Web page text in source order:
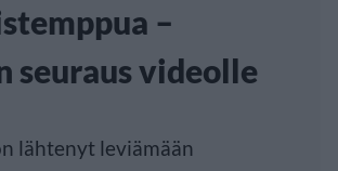
–
seuraus videolle
lähtenyt leviämään